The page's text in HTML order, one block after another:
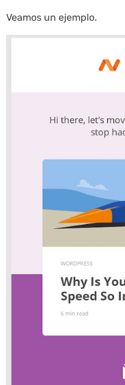
Veamos un ejemplo.